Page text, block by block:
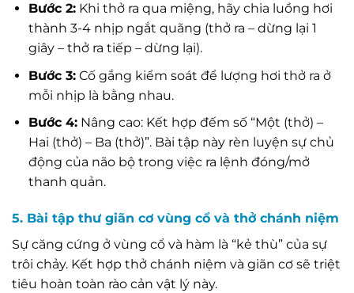
Bước 2:Khi thở ra qua miệng, hãy chia luồng hơi
thành 3-4 nhịp ngắt quãng (thở ra – dừng lại 1
giây – thở ra tiếp – dừng lại).
Bước 3:Cố gắng kiểm soát để lượng hơi thở ra ở
mỗi nhịp là bằng nhau.
Bước 4:Nâng cao: Kết hợp đếm số “Một (thở) –
Hai (thở) – Ba (thở)”. Bài tập này rèn luyện sự chủ
động của não bộ trong việc ra lệnh đóng/mở
thanh quản.
5. Bài tập thư giãn cơ vùng cổ và thở chánh niệm
Sự căng cứng ở vùng cổ và hàm là “kẻ thù” của sự
trôi chảy. Kết hợp thở chánh niệm và giãn cơ sẽ triệt
tiêu hoàn toàn rào cản vật lý này.